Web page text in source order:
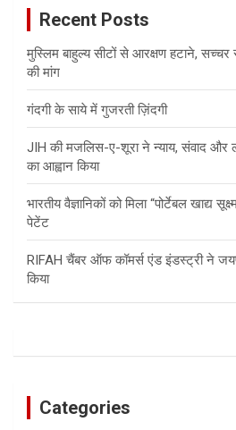
Recent Posts
मुस्लिम बाहुल्य सीटों से आरक्षण हटाने, सच्चर
की मांग
गंदगी के साये में गुजरती ज़िंदगी
JIH की मजलिस-ए-शूरा ने न्याय, संवाद और
का आह्वान किया
भारतीय वैज्ञानिकों को मिला “पोर्टेबल खाद्य
पेटेंट
RIFAH चैंबर ऑफ कॉमर्स एंड इंडस्ट्री ने
किया
Categories